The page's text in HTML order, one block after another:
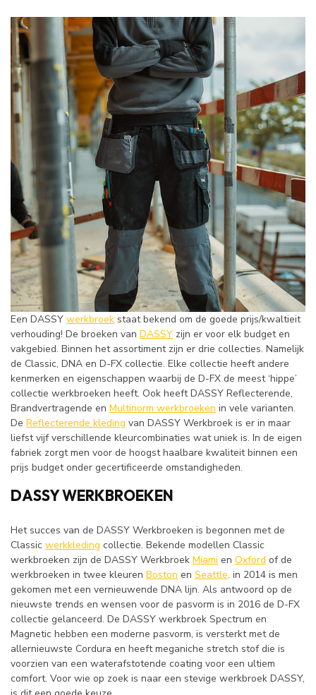
Een DASSY werkbroek staat bekend om de goede prijs/kwaltieit
verhouding! De broeken van DASSY zijn er voor elk budget en
vakgebied. Binnen het assortiment zijn er drie collecties. Namelijk
de Classic, DNA en D-FX collectie. Elke collectie heeft andere
kenmerken en eigenschappen waarbij de D-FX de meest ‘hippe’
collectie werkbroeken heeft. Ook heeft DASSY Reflecterende,
Brandvertragende en Multinorm werkbroeken in vele varianten.
De Reflecterende kleding van DASSY Werkbroek is er in maar
liefst vijf verschillende kleurcombinaties wat uniek is. In de eigen
fabriek zorgt men voor de hoogst haalbare kwaliteit binnen een
prijs budget onder gecertificeerde omstandigheden.
DASSY WERKBROEKEN
Het succes van de DASSY Werkbroeken is begonnen met de
Classic werkkleding collectie. Bekende modellen Classic
werkbroeken zijn de DASSY Werkbroek Miami en Oxford of de
werkbroeken in twee kleuren Boston en Seattle. in 2014 is men
gekomen met een vernieuwende DNA lijn. Als antwoord op de
nieuwste trends en wensen voor de pasvorm is in 2016 de D-FX
collectie gelanceerd. De DASSY werkbroek Spectrum en
Magnetic hebben een moderne pasvorm, is versterkt met de
allernieuwste Cordura en heeft meganiche stretch stof die is
voorzien van een waterafstotende coating voor een ultiem
comfort. Voor wie op zoek is naar een stevige werkbroek DASSY,